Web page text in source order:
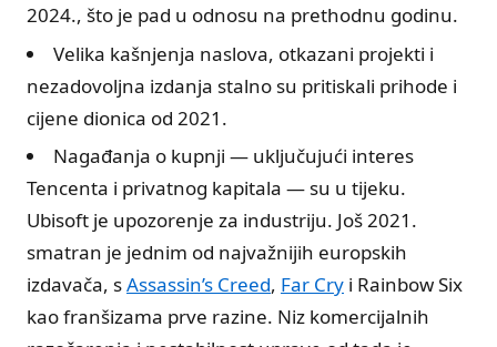
2024., što je pad u odnosu na prethodnu godinu.
Velika kašnjenja naslova, otkazani projekti i
nezadovoljna izdanja stalno su pritiskali prihode i
cijene dionica od 2021.
Nagađanja o kupnji — uključujući interes
Tencenta i privatnog kapitala — su u tijeku.
Ubisoft je upozorenje za industriju. Još 2021.
smatran je jednim od najvažnijih europskih
izdavača, sAssassin’s Creed, Far Cry i Rainbow Six
kao franšizama prve razine. Niz komercijalnih